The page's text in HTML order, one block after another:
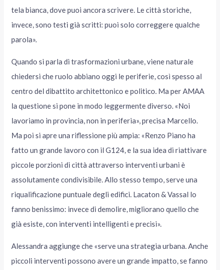
tela bianca, dove puoi ancora scrivere. Le città storiche,
invece, sono testi già scritti: puoi solo correggere qualche
parola».
Quando si parla di trasformazioni urbane, viene naturale
chiedersi che ruolo abbiano oggi le periferie, così spesso al
centro del dibattito architettonico e politico. Ma per AMAA
la questione si pone in modo leggermente diverso. «Noi
lavoriamo in provincia, non in periferia», precisa Marcello.
Ma poi si apre una riflessione più ampia: «Renzo Piano ha
fatto un grande lavoro con il G124, e la sua idea di riattivare
piccole porzioni di città attraverso interventi urbani è
assolutamente condivisibile. Allo stesso tempo, serve una
riqualificazione puntuale degli edifici. Lacaton & Vassal lo
fanno benissimo: invece di demolire, migliorano quello che
già esiste, con interventi intelligenti e precisi».
Alessandra aggiunge che «serve una strategia urbana. Anche
piccoli interventi possono avere un grande impatto, se fanno